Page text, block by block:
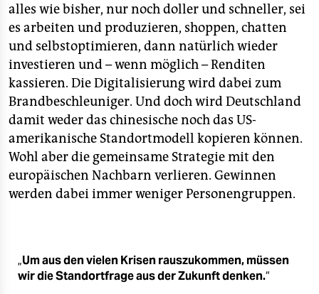
alles wie bisher, nur noch doller und schneller, sei
es arbeiten und produzieren, shoppen, chatten
und selbstoptimieren, dann natürlich wieder
investieren und – wenn möglich – Renditen
kassieren. Die Digitalisierung wird dabei zum
Brandbeschleuniger. Und doch wird Deutschland
damit weder das chinesische noch das US-
amerikanische Standortmodell kopieren können.
Wohl aber die gemeinsame Strategie mit den
europäischen Nachbarn verlieren. Gewinnen
werden dabei immer weniger Personengruppen.
„Um aus den vielen Krisen rauszukommen, müssen
wir die Standortfrage aus der Zukunft denken.“